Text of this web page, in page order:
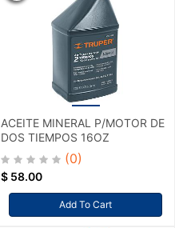
ACEITE MINERAL P/MOTOR DE
DOS TIEMPOS 16OZ
(0)
$ 58.00
Add To Cart